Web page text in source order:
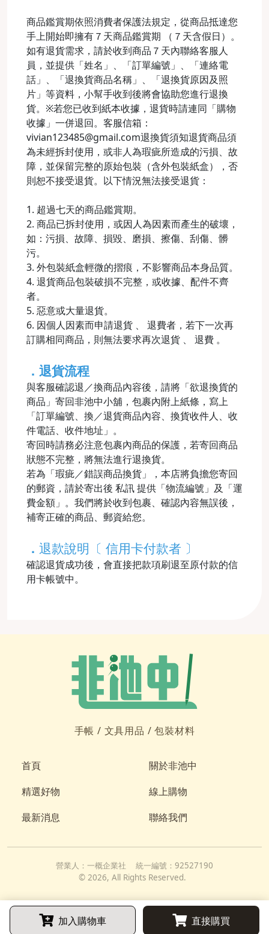
加入購物車 直接購買
商品鑑賞期依照消費者保護法規定，從商品抵達您
手上開始即擁有７天商品鑑賞期 （７天含假日）。
如有退貨需求，請於收到商品７天內聯絡客服人
員，並提供「姓名」、「訂單編號」、「連絡電
話」、「退換貨商品名稱」、「退換貨原因及照
片」等資料，小幫手收到後將會協助您進行退換
貨。※若您已收到紙本收據，退貨時請連同「購物
收據」一併退回。客服信箱：
vivian123485@gmail.com退換貨須知退貨商品須
為未經拆封使用，或非人為瑕疵所造成的污損、故
障，並保留完整的原始包裝（含外包裝紙盒），否
則恕不接受退貨。以下情況無法接受退貨：
1. 超過七天的商品鑑賞期。
2. 商品已拆封使用，或因人為因素而產生的破壞，
如：污損、故障、損毀、磨損、擦傷、刮傷、髒
污。
3. 外包裝紙盒輕微的摺痕，不影響商品本身品質。
4. 退貨商品包裝破損不完整，或收據、配件不齊
者。
5. 惡意或大量退貨。
6. 因個人因素而申請退貨 、 退費者，若下一次再
訂購相同商品，則無法要求再次退貨 、 退費 。
．退貨流程
與客服確認退／換商品內容後，請將「欲退換貨的
商品」寄回非池中小舖，包裹內附上紙條，寫上
「訂單編號、換／退貨商品內容、換貨收件人、收
件電話、收件地址」。
寄回時請務必注意包裹內商品的保護，若寄回商品
狀態不完整，將無法進行退換貨。
若為「瑕疵／錯誤商品換貨」，本店將負擔您寄回
的郵資，請於寄出後 私訊 提供「物流編號」及「運
費金額」。我們將於收到包裹、確認內容無誤後，
補寄正確的商品、郵資給您。
． 退款說明〔 信用卡付款者 〕
確認退貨成功後，會直接把款項刷退至原付款的信
用卡帳號中。
手帳 / 文具用品 /包裝材料
首頁
關於非池中
精選好物
線上購物
最新消息
聯絡我們
營業人： 一概企業社 統一編號： 92527190
© 2026, All Rights Reserved.